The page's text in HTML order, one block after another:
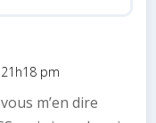
pm
m’en dire